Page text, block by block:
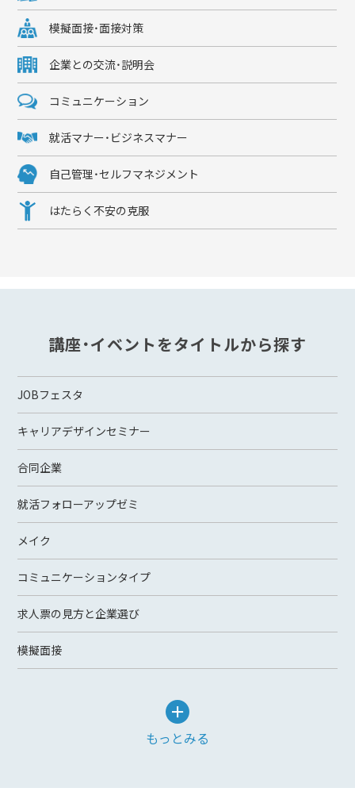
模擬面接・面接対策
企業との交流・説明会
コミュニケーション
就活マナー・ビジネスマナー
自己管理・セルフマネジメント
はたらく不安の克服
講座・イベントをタイトルから探す
JOBフェスタ
キャリアデザインセミナー
合同企業
就活フォローアップゼミ
メイク
コミュニケーションタイプ
求人票の見方と企業選び
模擬面接
もっとみる